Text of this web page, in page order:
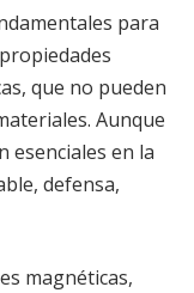
para
que no pueden
Aunque
esenciales en la
defensa,
magnéticas,